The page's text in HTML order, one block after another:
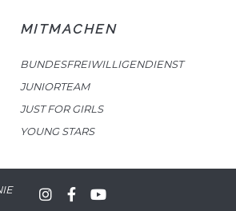
MITMACHEN
BUNDESFREIWILLIGENDIENST
JUNIORTEAM
JUST FOR GIRLS
YOUNG STARS